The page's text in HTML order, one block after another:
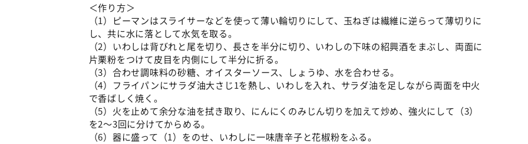
＜作り方＞
（1）ピーマンはスライサーなどを使って薄い輪切りにして、玉ねぎは繊維に逆らって薄切りに
し、共に水に落として水気を取る。
（2）いわしは背びれと尾を切り、長さを半分に切り、いわしの下味の紹興酒をまぶし、両面に
片栗粉をつけて皮目を内側にして半分に折る。
（3）合わせ調味料の砂糖、オイスターソース、しょうゆ、水を合わせる。
（4）フライパンにサラダ油大さじ1を熱し、いわしを入れ、サラダ油を足しながら両面を中火
で香ばしく焼く。
（5）火を止めて余分な油を拭き取り、にんにくのみじん切りを加えて炒め、強火にして（3）
を2～3回に分けてからめる。
（6）器に盛って（1）をのせ、いわしに一味唐辛子と花椒粉をふる。